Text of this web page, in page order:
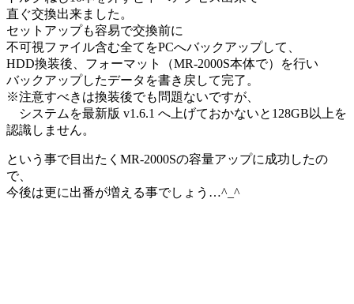
直ぐ交換出来ました。
セットアップも容易で交換前に
不可視ファイル含む全てをPCへバックアップして、
HDD換装後、フォーマット（MR-2000S本体で）を行い
バックアップしたデータを書き戻して完了。
※注意すべきは換装後でも問題ないですが、
システムを最新版 v1.6.1 へ上げておかないと128GB以上を
認識しません。
という事で目出たくMR-2000Sの容量アップに成功したの
で、
今後は更に出番が増える事でしょう…^_^